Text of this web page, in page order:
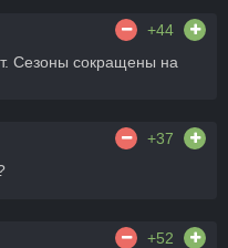
+44
Сезоны сокращены на
+37
+52